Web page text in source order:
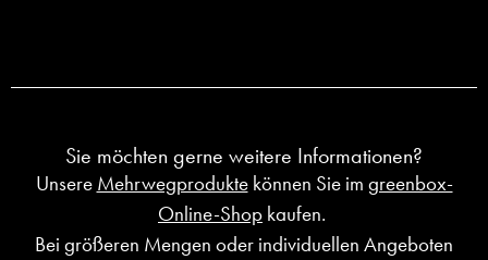
Sie möchten gerne weitere Informationen?
Unsere Mehrwegproduktekönnen Sie im greenbox-
Online-Shop kaufen.
Bei größeren Mengen oder individuellen Angeboten